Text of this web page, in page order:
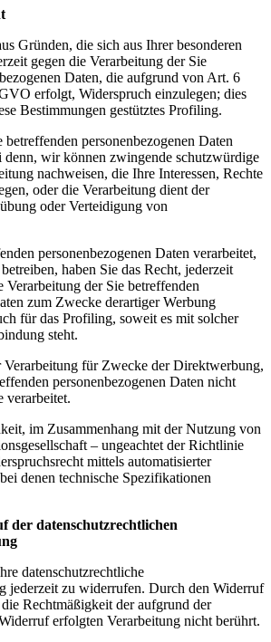
Gründen, die sich aus Ihrer besonderen
gegen die Verarbeitung der Sie
Daten, die aufgrund von Art. 6
erfolgt, Widerspruch einzulegen; dies
Bestimmungen gestütztes Profiling.
personenbezogenen Daten
denn, wir können zwingende schutzwürdige
nachweisen, die Ihre Interessen, Rechte
oder die Verarbeitung dient der
oder Verteidigung von
personenbezogenen Daten verarbeitet,
haben Sie das Recht, jederzeit
Verarbeitung der Sie betreffenden
zum Zwecke derartiger Werbung
für das Profiling, soweit es mit solcher
steht.
Verarbeitung für Zwecke der Direktwerbung,
personenbezogenen Daten nicht
verarbeitet.
im Zusammenhang mit der Nutzung von
– ungeachtet der Richtlinie
mittels automatisierter
denen technische Spezifikationen
der datenschutzrechtlichen
datenschutzrechtliche
jederzeit zu widerrufen. Durch den Widerruf
Rechtmäßigkeit der aufgrund der
erfolgten Verarbeitung nicht berührt.